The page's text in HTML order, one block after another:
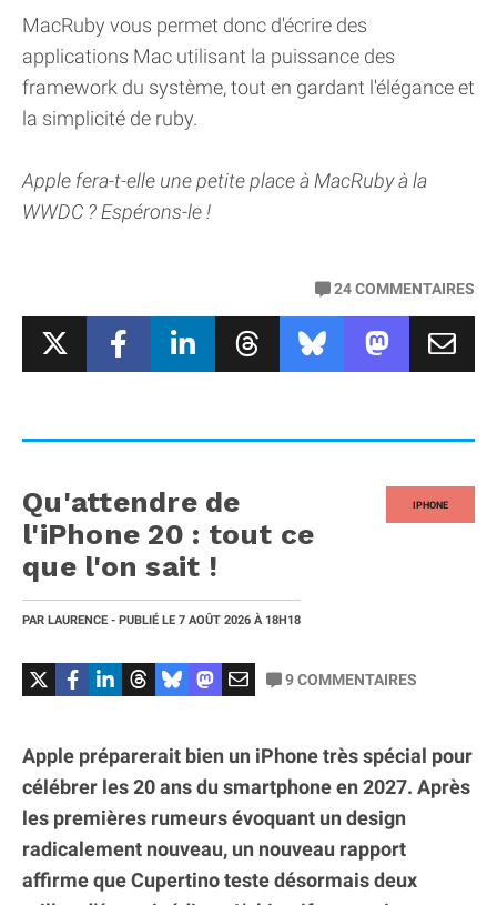
MacRuby vous permet donc d'écrire des
applications Mac utilisant la puissance des
framework du système, tout en gardant l'élégance et
la simplicité de ruby.
Apple fera-t-elle une petite place à MacRuby à la
WWDC ? Espérons-le !
24COMMENTAIRES
IPHONE
Qu'attendre de
l'iPhone 20 : tout ce
que l'on sait !
PAR LAURENCE - PUBLIÉ LE 7 AOÛT 2026 À 18H18
9COMMENTAIRES
Apple préparerait bien un iPhone très spécial pour
célébrer les 20 ans du smartphone en 2027. Après
les premières rumeurs évoquant un design
radicalement nouveau, un nouveau rapport
affirme que Cupertino teste désormais deux